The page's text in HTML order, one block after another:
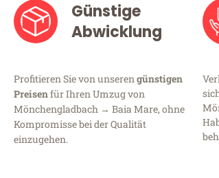
Günstige
Abwicklung
Profitieren Sie von unserengünstigen
Preisenfür Ihren Umzug von
Mönchengladbach → Baia Mare, ohne
Kompromisse bei der Qualität
einzugehen.